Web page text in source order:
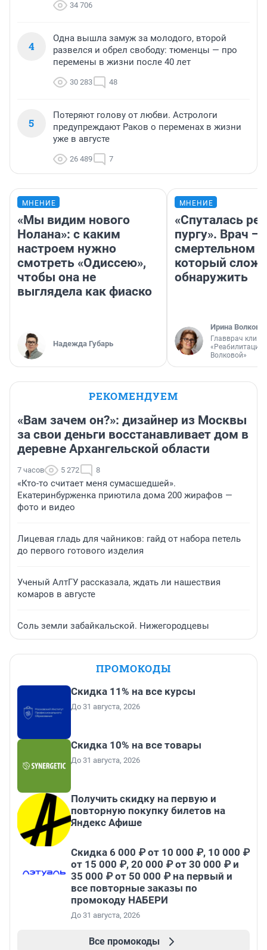
34 706
4
Одна вышла замуж за молодого, второй
развелся и обрел свободу: тюменцы — про
перемены в жизни после 40 лет
30 283 48
5
Потеряют голову от любви. Астрологи
предупреждают Раков о переменах в жизни
уже в августе
26 489 7
МНЕНИЕ
«Мы видим нового
Нолана»: с каким
настроем нужно
смотреть «Одиссею»,
чтобы она не
выглядела как фиаско
Надежда Губарь
МНЕНИЕ
«Спуталась
пургу». Врач —
смертельном
который
обнаружить
Ирина Волкова
Главврач
«Реабилитация
Волковой»
РЕКОМЕНДУЕМ
«Вам зачем он?»: дизайнер из Москвы
за свои деньги восстанавливает дом в
деревне Архангельской области
7 часов 5 272 8
«Кто-то считает меня сумасшедшей».
Екатеринбурженка приютила дома 200 жирафов —
фото и видео
Лицевая гладь для чайников: гайд от набора петель
до первого готового изделия
Ученый АлтГУ рассказала, ждать ли нашествия
комаров в августе
Соль земли забайкальской. Нижегородцевы
ПРОМОКОДЫ
Скидка 11% на все курсы
До 31 августа, 2026
Скидка 10% на все товары
До 31 августа, 2026
Получить скидку на первую и
повторную покупку билетов на
Яндекс Афише
Скидка 6 000 ₽ от 10 000 ₽, 10 000 ₽
от 15 000 ₽, 20 000 ₽ от 30 000 ₽ и
35 000 ₽ от 50 000 ₽ на первый и
все повторные заказы по
промокоду НАБЕРИ
До 31 августа, 2026
Все промокоды